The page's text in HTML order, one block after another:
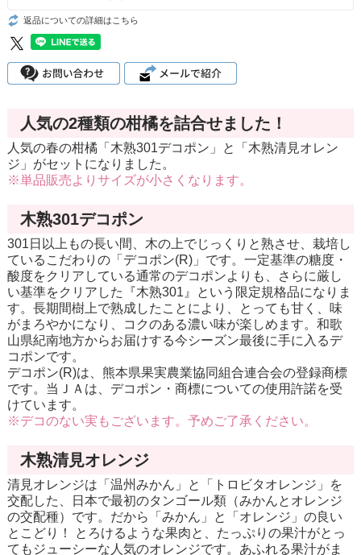
返品についての詳細はこちら
人気の2種類の柑橘を詰合せました！
人気の春の柑橘「木熟301デコポン」と「木熟清見オレン
ジ」がセットになりました。
※単品販売よりサイズが小さくなります。
木熟301デコポン
301日以上もの長い間、木の上でじっくりと熟させ、栽培し
ているこだわりの「デコポン(R)」です。一定基準の糖度・
酸度をクリアしている通常のデコポンよりも、さらに厳し
い基準をクリアした『木熟301』という限定規格品になりま
す。長期間樹上で熟成したことにより、とっても甘く、味
がまろやかになり、コクのある濃い味が楽しめます。和歌
山県紀南地方からお届けする今シーズン最後に手に入るデ
コポンです。
デコポン(R)は、熊本県果実農業協同組合連合会の登録商標
です。当ＪＡは、デコポン・商標についての使用許諾を受
けています。
※デコのない実もございます。予めご了承ください。
木熟清見オレンジ
清見オレンジは「温州みかん」と「トロビタオレンジ」を
交配した、日本で最初のタンゴール類（みかんとオレンジ
の交配種）です。だから「みかん」と「オレンジ」の良い
とこどり！ とろけるような果肉と、たっぷりの果汁がとっ
てもジューシーな人気のオレンジです。あふれる果汁がま